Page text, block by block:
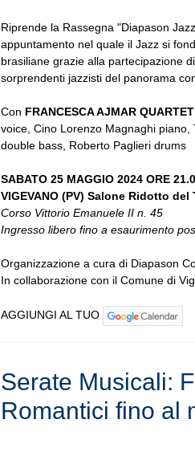
Riprende la Rassegna "Diapason
appuntamento nel quale il Jazz si
brasiliane grazie alla partecipazione
sorprendenti jazzisti del panorama
Con FRANCESCA AJMAR QUARTET
voice, Cino Lorenzo Magnaghi piano,
double bass, Roberto Paglieri drums
SABATO 25 MAGGIO 2024 ORE
VIGEVANO (PV) Salone Ridotto del
Corso Vittorio Emanuele II n. 45
Ingresso libero fino a esaurimento
Organizzazione a cura di Diapason
In collaborazione con il Comune di
AGGIUNGI AL TUO
Serate Musicali:
Romantici fino al